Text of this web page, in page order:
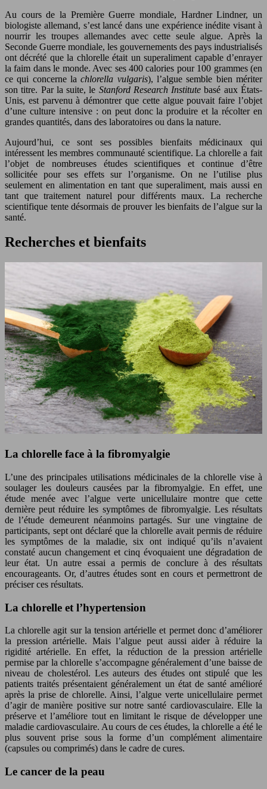
Au cours de la Première Guerre mondiale, Hardner Lindner, un
biologiste allemand, s’est lancé dans une expérience inédite visant à
nourrir les troupes allemandes avec cette seule algue. Après la
Seconde Guerre mondiale, les gouvernements des pays industrialisés
ont décrété que la chlorelle était un superaliment capable d’enrayer
la faim dans le monde. Avec ses 400 calories pour 100 grammes (en
ce qui concerne lachlorella vulgaris), l’algue semble bien mériter
son titre. Par la suite, le Stanford Research Institute basé aux États-
Unis, est parvenu à démontrer que cette algue pouvait faire l’objet
d’une culture intensive : on peut donc la produire et la récolter en
grandes quantités, dans des laboratoires ou dans la nature.
Aujourd’hui, ce sont ses possibles bienfaits médicinaux qui
intéressent les membres communauté scientifique. La chlorelle a fait
l’objet de nombreuses études scientifiques et continue d’être
sollicitée pour ses effets sur l’organisme. On ne l’utilise plus
seulement en alimentation en tant que superaliment, mais aussi en
tant que traitement naturel pour différents maux. La recherche
scientifique tente désormais de prouver les bienfaits de l’algue sur la
santé.
Recherches et bienfaits
La chlorelle face à la fibromyalgie
L’une des principales utilisations médicinales de la chlorelle vise à
soulager les douleurs causées par la fibromyalgie. En effet, une
étude menée avec l’algue verte unicellulaire montre que cette
dernière peut réduire les symptômes de fibromyalgie. Les résultats
de l’étude demeurent néanmoins partagés. Sur une vingtaine de
participants, sept ont déclaré que la chlorelle avait permis de réduire
les symptômes de la maladie, six ont indiqué qu’ils n’avaient
constaté aucun changement et cinq évoquaient une dégradation de
leur état. Un autre essai a permis de conclure à des résultats
encourageants. Or, d’autres études sont en cours et permettront de
préciser ces résultats.
La chlorelle et l’hypertension
La chlorelle agit sur la tension artérielle et permet donc d’améliorer
la pression artérielle. Mais l’algue peut aussi aider à réduire la
rigidité artérielle. En effet, la réduction de la pression artérielle
permise par la chlorelle s’accompagne généralement d’une baisse de
niveau de cholestérol. Les auteurs des études ont stipulé que les
patients traités présentaient généralement un état de santé amélioré
après la prise de chlorelle. Ainsi, l’algue verte unicellulaire permet
d’agir de manière positive sur notre santé cardiovasculaire. Elle la
préserve et l’améliore tout en limitant le risque de développer une
maladie cardiovasculaire. Au cours de ces études, la chlorelle a été le
plus souvent prise sous la forme d’un complément alimentaire
(capsules ou comprimés) dans le cadre de cures.
Le cancer de la peau